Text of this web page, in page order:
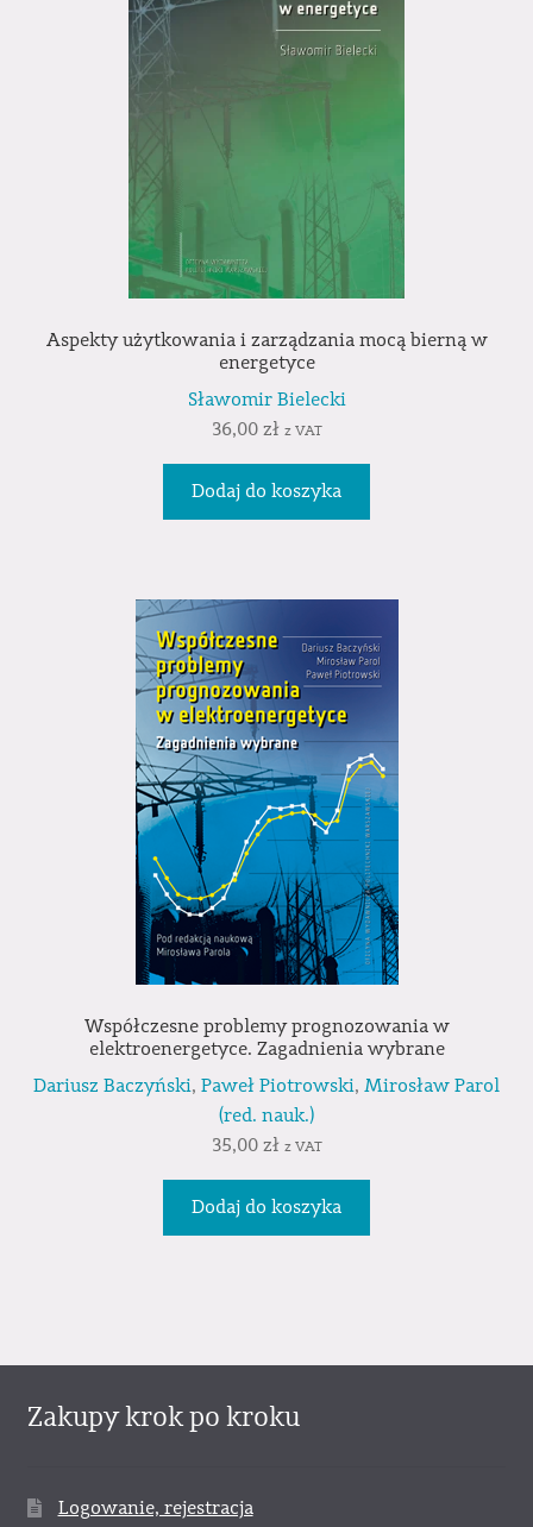
Aspekty użytkowania i zarządzania mocą bierną w
energetyce
Sławomir Bielecki
36,00 zł z VAT
Dodaj do koszyka
Współczesne problemy prognozowania w
elektroenergetyce. Zagadnienia wybrane
Dariusz Baczyński, Paweł Piotrowski, Mirosław Parol
(red. nauk.)
35,00 zł z VAT
Dodaj do koszyka
Zakupy krok po kroku
Logowanie, rejestracja